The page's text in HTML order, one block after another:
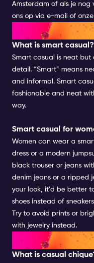
Amsterdam of als je
ons op via e-mail of
SMART
What is smart casual?
Smart casual is neat but
detail. “Smart” means
and informal. Smart
fashionable and neat
way.
Smart casual for
Women can wear a
dress or a modern
black trouser or jeans
denim jeans or a ripped
your look, it’d be better
shoes instead of
Try to avoid prints or
with jewelry instead.
CASUAL
What is casual